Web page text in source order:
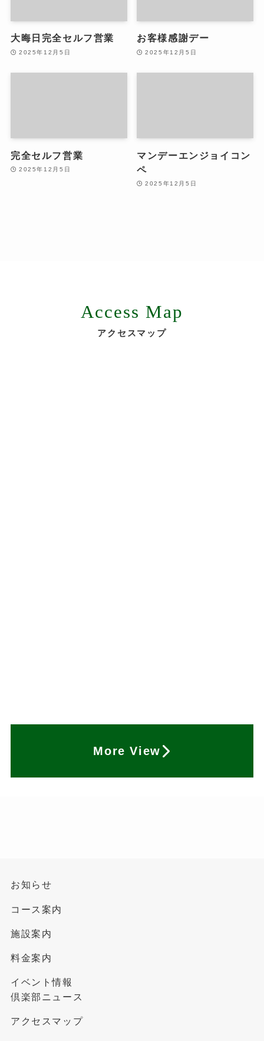
大晦日完全セルフ営業
2025年12月5日
お客様感謝デー
2025年12月5日
完全セルフ営業
2025年12月5日
マンデーエンジョイコン
ペ
2025年12月5日
Access Map
アクセスマップ
More View
お知らせ
コース案内
施設案内
料金案内
イベント情報
倶楽部ニュース
アクセスマップ